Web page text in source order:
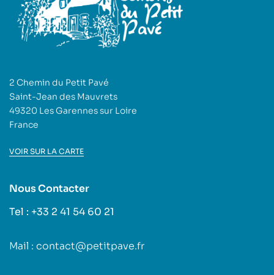
2 Chemin du Petit Pavé
Saint-Jean des Mauvrets
49320 Les Garennes sur Loire
France
VOIR SUR LA CARTE
Nous Contacter
Tel : +33 2 41 54 60 21
Mail : contact@petitpave.fr